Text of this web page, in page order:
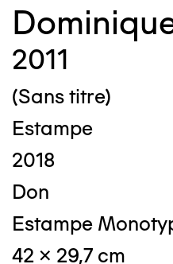
2011
(Sans titre)
Estampe
2018
Don
Estampe
42 x 29,7 cm